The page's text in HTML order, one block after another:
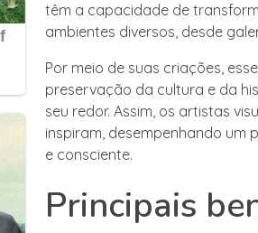
têm a capacidade de
ambientes diversos, desde
Por meio de suas criações,
preservação da cultura e da
seu redor. Assim, os artistas
inspiram, desempenhando um
e consciente.
Principais